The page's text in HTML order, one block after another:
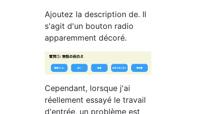
Ajoutez la description de. Il
s'agit d'un bouton radio
apparemment décoré.
Cependant, lorsque j'ai
réellement essayé le travail
d'entrée, un problème est